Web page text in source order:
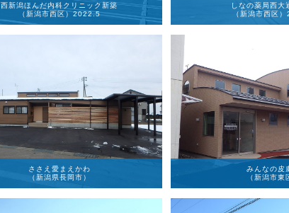
西新潟ほんだ内科クリニック新築
（新潟市西区）2022.5
しなの薬局西大
（新潟市西区
ささえ愛まえかわ
（新潟県長岡市）
みんなの皮
（新潟市東